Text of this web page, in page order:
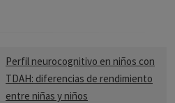
Perfil neurocognitivo en niños con
TDAH: diferencias de rendimiento
entre niñas y niños